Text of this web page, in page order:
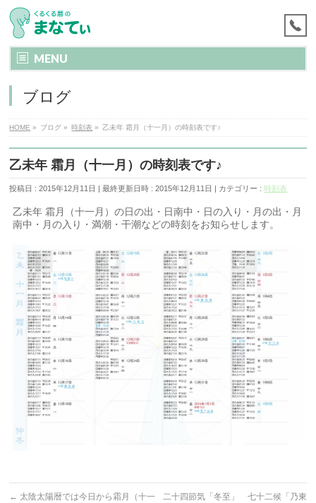
MENU
ブログ
HOME » ブログ » 時刻表 » 乙未年 霜月（十一月）の時刻表です♪
乙未年 霜月（十一月）の時刻表です♪
投稿日 : 2015年12月11日 最終更新日時 : 2015年12月11日 カテゴリー :時刻表
乙未年 霜月（十一月）の日の出・日南中・日の入り・月の出・月
南中・月の入り・満潮・干潮などの時刻をお知らせします。
← 太陰太陽暦では今日から霜月（十一
二十四節気「冬至」 七十二候「乃東